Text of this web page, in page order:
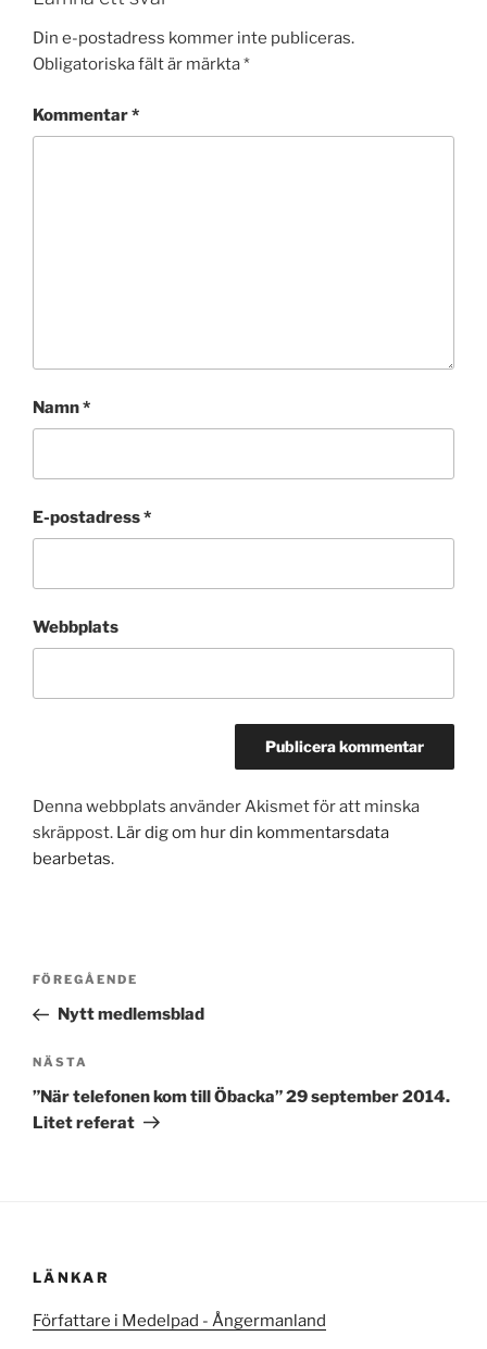
Din e-postadress kommer inte publiceras.
Obligatoriska fält är märkta*
Kommentar*
Namn*
E-postadress*
Webbplats
Denna webbplats använder Akismet för att minska
skräppost. Lär dig om hur din kommentarsdata
bearbetas.
Inläggsnavigering
Föregående
inlägg
FÖREGÅENDE
Nytt medlemsblad
Nästa
inlägg
NÄSTA
”När telefonen kom till Öbacka” 29 september 2014.
Litet referat
LÄNKAR
Författare i Medelpad - Ångermanland